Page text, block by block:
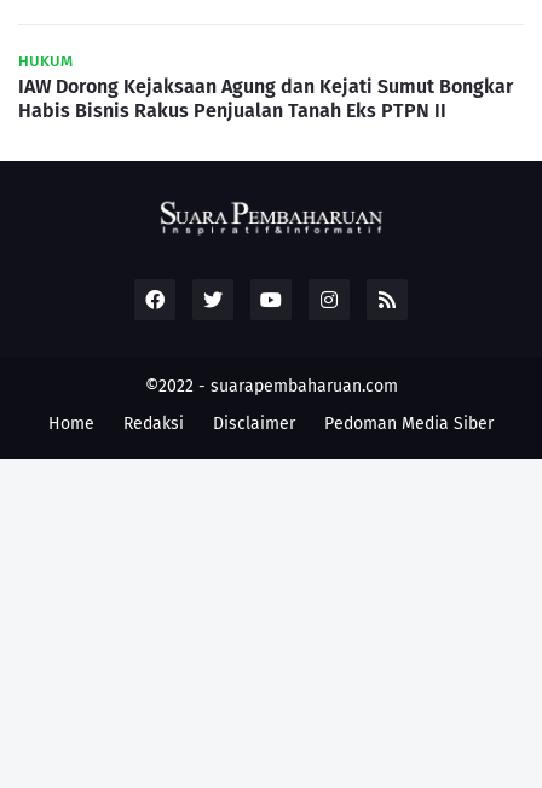
HUKUM
IAW Dorong Kejaksaan Agung dan Kejati Sumut Bongkar
Habis Bisnis Rakus Penjualan Tanah Eks PTPN II
©2022 - suarapembaharuan.com
Home
Redaksi Disclaimer Pedoman Media Siber